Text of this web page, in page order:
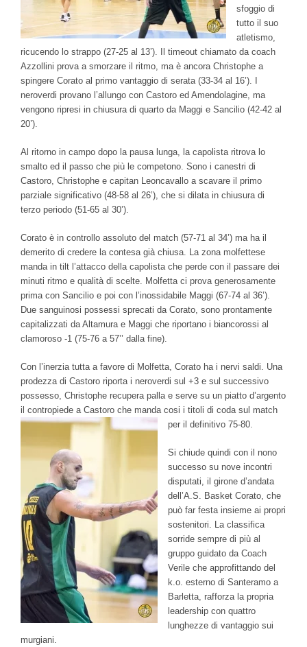
sfoggio di
tutto il suo
atletismo,
ricucendo lo strappo (27-25 al 13’). Il timeout chiamato da coach
Azzollini prova a smorzare il ritmo, ma è ancora Christophe a
spingere Corato al primo vantaggio di serata (33-34 al 16’). I
neroverdi provano l’allungo con Castoro ed Amendolagine, ma
vengono ripresi in chiusura di quarto da Maggi e Sancilio (42-42 al
20’).
Al ritorno in campo dopo la pausa lunga, la capolista ritrova lo
smalto ed il passo che più le competono. Sono i canestri di
Castoro, Christophe e capitan Leoncavallo a scavare il primo
parziale significativo (48-58 al 26’), che si dilata in chiusura di
terzo periodo (51-65 al 30’).
Corato è in controllo assoluto del match (57-71 al 34’) ma ha il
demerito di credere la contesa già chiusa. La zona molfettese
manda in tilt l’attacco della capolista che perde con il passare dei
minuti ritmo e qualità di scelte. Molfetta ci prova generosamente
prima con Sancilio e poi con l’inossidabile Maggi (67-74 al 36’).
Due sanguinosi possessi sprecati da Corato, sono prontamente
capitalizzati da Altamura e Maggi che riportano i biancorossi al
clamoroso -1 (75-76 a 57’’ dalla fine).
Con l’inerzia tutta a favore di Molfetta, Corato ha i nervi saldi. Una
prodezza di Castoro riporta i neroverdi sul +3 e sul successivo
possesso, Christophe recupera palla e serve su un piatto d’argento
il contropiede a Castoro che manda cosi i titoli di coda sul match
per il definitivo 75-80.
Si chiude quindi con il nono
successo su nove incontri
disputati, il girone d’andata
dell’A.S. Basket Corato, che
può far festa insieme ai propri
sostenitori. La classifica
sorride sempre di più al
gruppo guidato da Coach
Verile che approfittando del
k.o. esterno di Santeramo a
Barletta, rafforza la propria
leadership con quattro
lunghezze di vantaggio sui
murgiani.